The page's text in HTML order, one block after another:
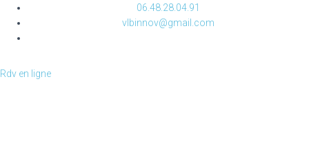
06.48.28.04.91
vlbinnov@gmail.com
Rdv en ligne